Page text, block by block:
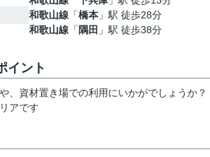
和歌山線 「橋本 」駅 徒歩28分
和歌山線 「 隅田 」駅 徒歩38分
イント
、資材置き場での利用にいかがでしょうか？
アです